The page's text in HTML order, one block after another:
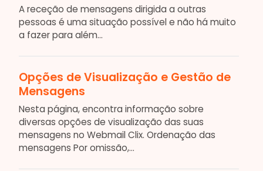
A receção de mensagens dirigida a outras
pessoas é uma situação possível e não há muito
a fazer para além...
Opções de Visualização e Gestão de
Mensagens
Nesta página, encontra informação sobre
diversas opções de visualização das suas
mensagens no Webmail Clix. Ordenação das
mensagens Por omissão,...